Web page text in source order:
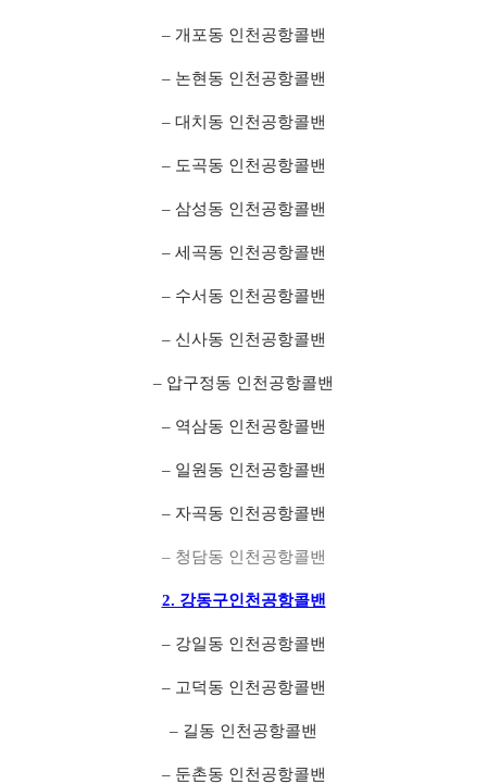
– 개포동 인천공항콜밴
– 논현동 인천공항콜밴
– 대치동 인천공항콜밴
– 도곡동 인천공항콜밴
– 삼성동 인천공항콜밴
– 세곡동 인천공항콜밴
– 수서동 인천공항콜밴
– 신사동 인천공항콜밴
– 압구정동 인천공항콜밴
– 역삼동 인천공항콜밴
– 일원동 인천공항콜밴
– 자곡동 인천공항콜밴
– 청담동 인천공항콜밴
2. 강동구인천공항콜밴
– 강일동 인천공항콜밴
– 고덕동 인천공항콜밴
– 길동 인천공항콜밴
– 둔촌동 인천공항콜밴